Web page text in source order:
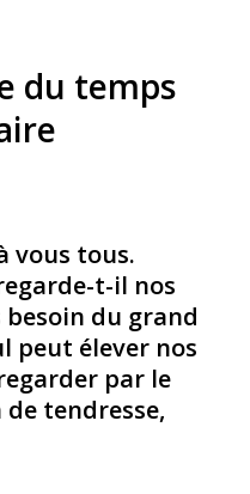
du temps
vous tous.
t-il nos
besoin du grand
peut élever nos
par le
tendresse,